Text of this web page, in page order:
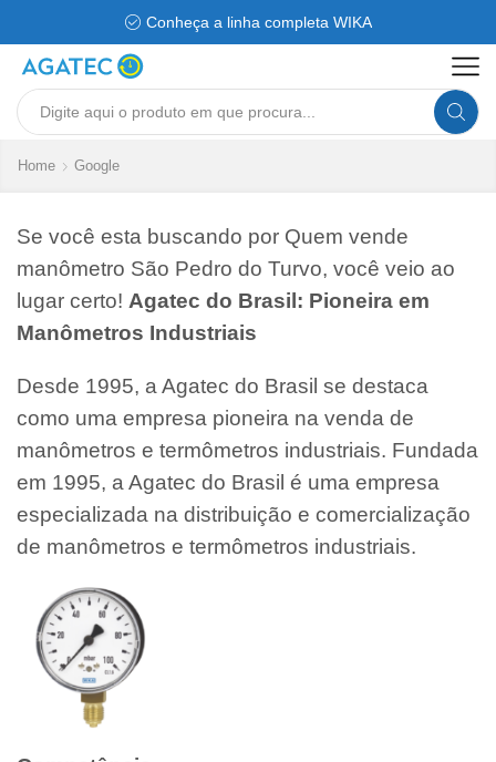
Conheça a linha completa WIKA
Search
Home Google
Se você esta buscando por Quem vende
manômetro São Pedro do Turvo, você veio ao
lugar certo! Agatec do Brasil: Pioneira em
Manômetros Industriais
Desde 1995, a Agatec do Brasil se destaca
como uma empresa pioneira na venda de
manômetros e termômetros industriais. Fundada
em 1995, a Agatec do Brasil é uma empresa
especializada na distribuição e comercialização
de manômetros e termômetros industriais.